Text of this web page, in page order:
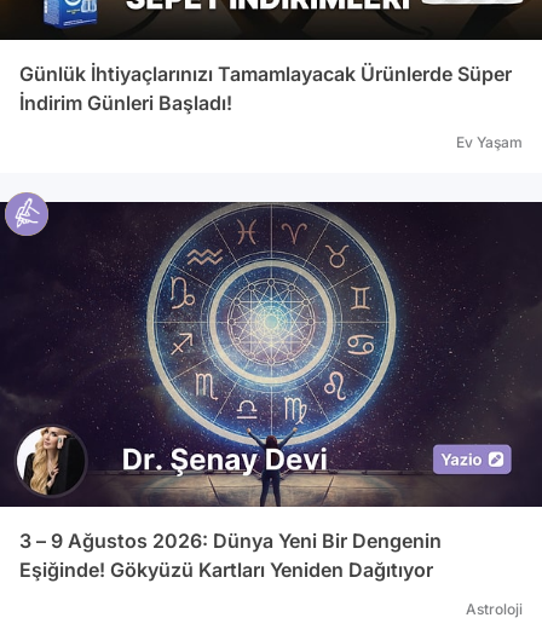
Günlük İhtiyaçlarınızı Tamamlayacak Ürünlerde Süper
İndirim Günleri Başladı!
Ev Yaşam
3 – 9 Ağustos 2026: Dünya Yeni Bir Dengenin
Eşiğinde! Gökyüzü Kartları Yeniden Dağıtıyor
Astroloji